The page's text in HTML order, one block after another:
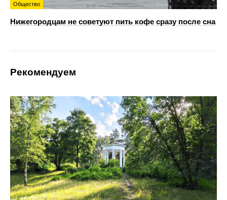
Общество
Нижегородцам не советуют пить кофе сразу после сна
Рекомендуем